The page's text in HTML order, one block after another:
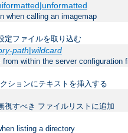
when calling an imagemap
定ファイルを取り込む
path|wildcard
from within the server configuration
ションにテキストを挿入する
視すべき ファイルリストに追加
listing a directory